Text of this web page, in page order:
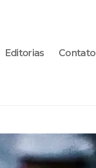
Editorias Contato